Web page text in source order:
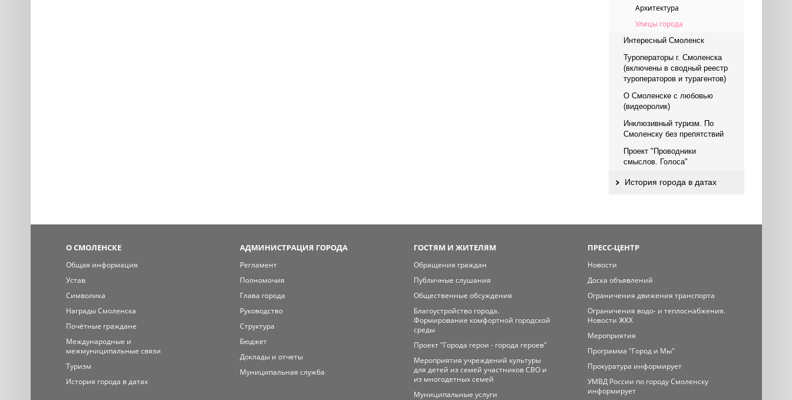
Архитектура
Улицы города
Интересный Смоленск
Туроператоры г. Смоленска
(включены в сводный реестр
туроператоров и турагентов)
О Смоленске с любовью
(видеоролик)
Инклюзивный туризм. По
Смоленску без препятствий
Проект "Проводники
смыслов. Голоса"
История города в датах
О СМОЛЕНСКЕ
Общая информация
Устав
Символика
Награды Смоленска
Почётные граждане
Международные и
межмуниципальные связи
Туризм
История города в датах
АДМИНИСТРАЦИЯ ГОРОДА
Регламент
Полномочия
Глава города
Руководство
Структура
Бюджет
Доклады и отчеты
Муниципальная служба
ГОСТЯМ И ЖИТЕЛЯМ
Обращения граждан
Публичные слушания
Общественные обсуждения
Благоустройство города.
Формирование комфортной городской
среды
Проект "Города герои - города героев"
Мероприятия учреждений культуры
для детей из семей участников СВО и
из многодетных семей
Муниципальные услуги
ПРЕСС-ЦЕНТР
Новости
Доска объявлений
Ограничения движения транспорта
Ограничения водо- и теплоснабжения.
Новости ЖКХ
Мероприятия
Программа "Город и Мы"
Прокуратура информирует
УМВД России по городу Смоленску
информирует